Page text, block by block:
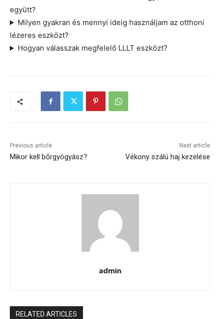
együtt?
Milyen gyakran és mennyi ideig használjam az otthoni
lézeres eszközt?
Hogyan válasszak megfelelő LLLT eszközt?
Previous article
Mikor kell bőrgyógyász?
Next article
Vékony szálú haj kezelése
admin
RELATED ARTICLES